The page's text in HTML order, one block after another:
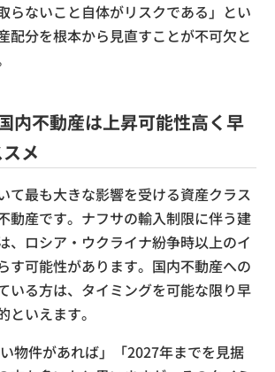
らないこと自体がリスクである」とい
配分を根本から見直すことが不可欠と
内不動産は上昇可能性高く早
メ
て最も大きな影響を受ける資産クラス
動産です。ナフサの輸入制限に伴う建
、ロシア・ウクライナ紛争時以上のイ
す可能性があります。国内不動産への
いる方は、タイミングを可能な限り早
といえます。
い物件があれば」「2027年までを見据